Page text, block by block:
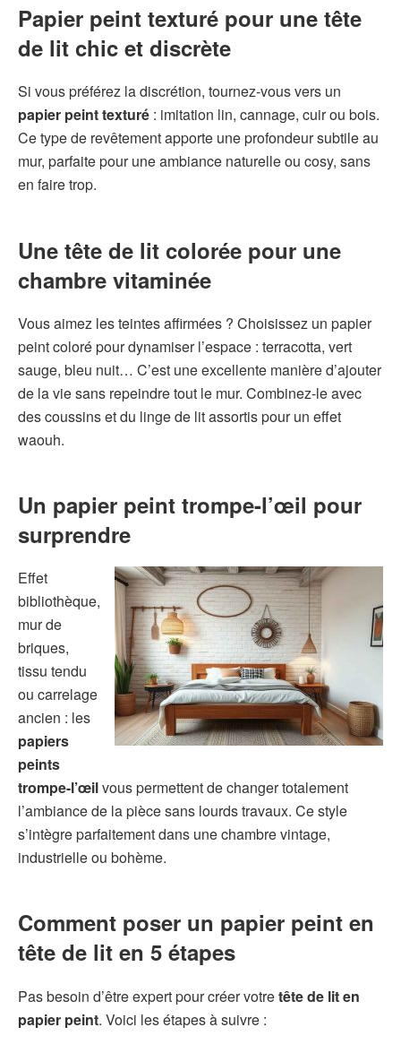
Papier peint texturé pour une tête
de lit chic et discrète
Si vous préférez la discrétion, tournez-vous vers un
papier peint texturé : imitation lin, cannage, cuir ou bois.
Ce type de revêtement apporte une profondeur subtile au
mur, parfaite pour une ambiance naturelle ou cosy, sans
en faire trop.
Une tête de lit colorée pour une
chambre vitaminée
Vous aimez les teintes affirmées ? Choisissez un papier
peint coloré pour dynamiser l’espace : terracotta, vert
sauge, bleu nuit… C’est une excellente manière d’ajouter
de la vie sans repeindre tout le mur. Combinez-le avec
des coussins et du linge de lit assortis pour un effet
waouh.
Un papier peint trompe-l’œil pour
surprendre
Effet
bibliothèque,
mur de
briques,
tissu tendu
ou carrelage
ancien : les
papiers
peints
trompe-l’œilvous permettent de changer totalement
l’ambiance de la pièce sans lourds travaux. Ce style
s’intègre parfaitement dans une chambre vintage,
industrielle ou bohème.
Comment poser un papier peint en
tête de lit en 5 étapes
Pas besoin d’être expert pour créer votretête de lit en
papier peint. Voici les étapes à suivre :